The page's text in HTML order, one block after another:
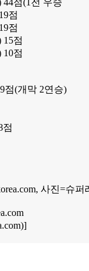
44점(1전 우승
점
점
15점
10점
점(개막 2연승)
점
사진=슈퍼